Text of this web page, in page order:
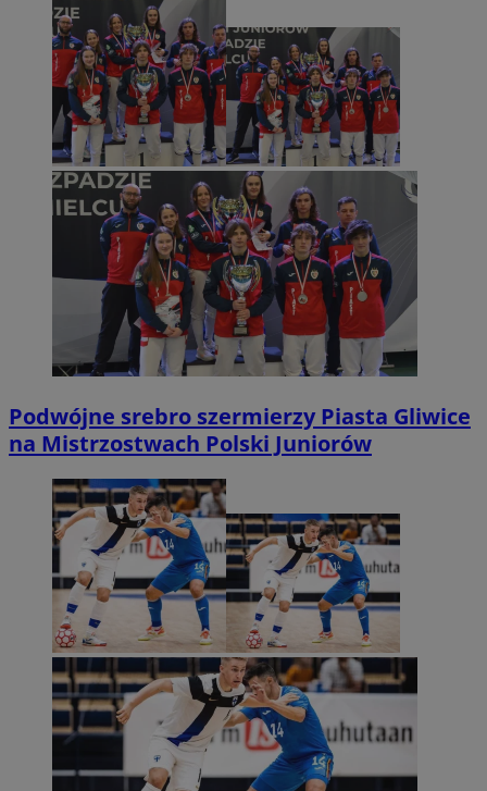
Podwójne srebro szermierzy Piasta Gliwice
na Mistrzostwach Polski Juniorów